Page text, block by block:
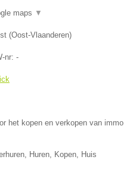
maps ▼
(Oost-Vlaanderen)
nr: -
het kopen en verkopen van immo
Huren, Kopen, Huis